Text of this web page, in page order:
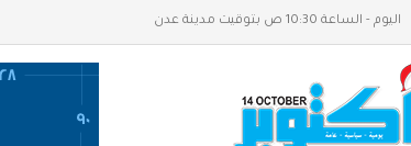
اليوم - الساعة 10:30 ص بتوقيت مدينة عدن